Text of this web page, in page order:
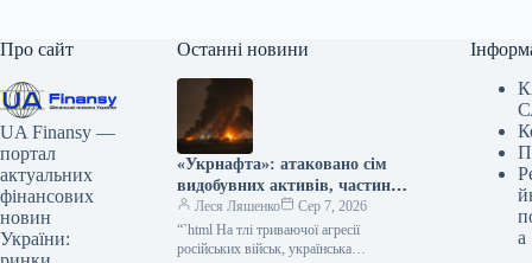
Про сайт
UA Finansy —
портал
актуальних
фінансових
новин
України:
Останні новини
«Укрнафта»: атаковано сім
видобувних активів, частину
об’єктів зупинено
Леся Ляшенко
Сер 7, 2026
“`html На тлі триваючої агресії
російських військ, українська
а